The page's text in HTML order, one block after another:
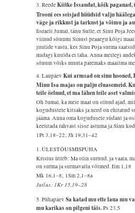
3. ReedeKiitke Issandat, kõik
Trooni ees seisjad hüüdsid valju
väge ja rikkust ja tarkust ja võimu ja
Iisraeli Jumal, tänu Sulle, et Sinu Poja
viinud sõnumi Sinust peaaegu kõigi
juutide vastu, kes Sinu Poja surma
midagi kuulda ei taha. Anna meilegi
sõnum võiks muuta paremaks maailma
4. LaupäevKui armsad on sinu hooned,
Minu Isa majas on palju eluasemeid.
teile öelnud, et ma lähen teile aset
Oh Jumal, ka meie maal on olnud ajad,
kogudustele kitsaks ja need on ehitatud
jääma. Anna oma kogudusele südant ja
keelitada rahvast sisse astuma ja Sinu
1Pt 3,18–22; Jh 19,31–42
1. ÜLESTÕUSMISPÜHA
Kristus ütleb: Ma olin surnud, ja vaata,
on surma ja surmavalla võtmed.Ilm 1,18
Mk 16,1–8; 1Sm 2,1–8a
Jutlus: 1Kr 15,19–28
5. PühapäevSa katad mu ette laua mu
mu karikas on pilgeni täis.Ps 23,5